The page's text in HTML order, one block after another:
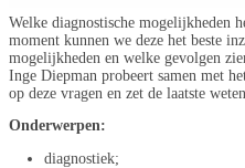
Welke diagnostische mogelijkheden
moment kunnen we deze het beste
mogelijkheden en welke gevolgen
Inge Diepman probeert samen met
op deze vragen en zet de laatste
Onderwerpen:
diagnostiek;